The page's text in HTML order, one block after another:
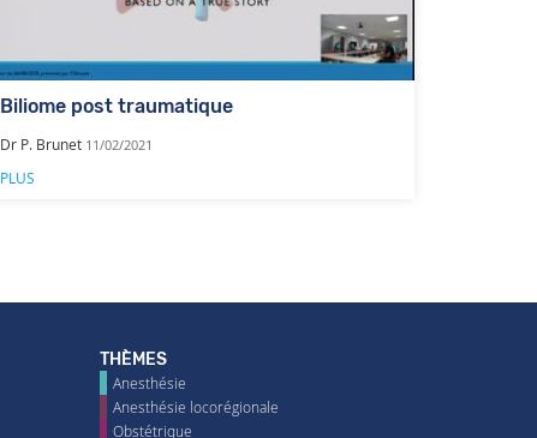
Biliome post traumatique
Dr P. Brunet 11/02/2021
PLUS
THÈMES
Anesthésie
Anesthésie locorégionale
Obstétrique